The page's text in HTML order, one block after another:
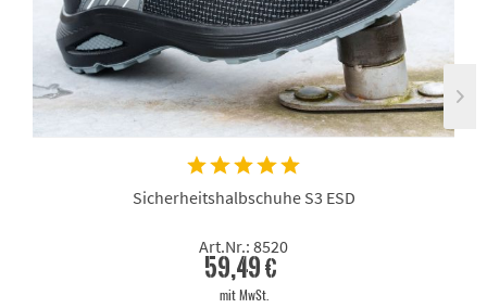
Sicherheitshalbschuhe S3 ESD
Art.Nr.: 8520
59,49 €
mit MwSt.